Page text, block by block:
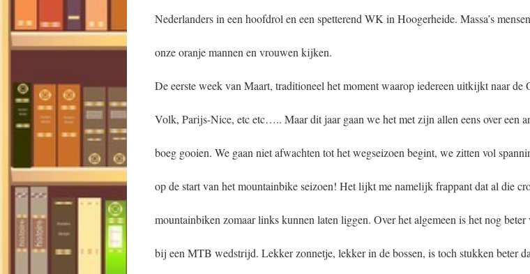
Nederlanders in een hoofdrol en een spetterend WK in Hoogerheide. Massa’s
onze oranje mannen en vrouwen kijken.
De eerste week van Maart, traditioneel het moment waarop iedereen uitkijkt naar de
Volk, Parijs-Nice, etc etc….. Maar dit jaar gaan we het met zijn allen eens over een
boeg gooien. We gaan niet afwachten tot het wegseizoen begint, we zitten vol
op de start van het mountainbike seizoen! Het lijkt me namelijk frappant dat al die
mountainbiken zomaar links kunnen laten liggen. Over het algemeen is het nog beter
bij een MTB wedstrijd. Lekker zonnetje, lekker in de bossen, is toch stukken beter